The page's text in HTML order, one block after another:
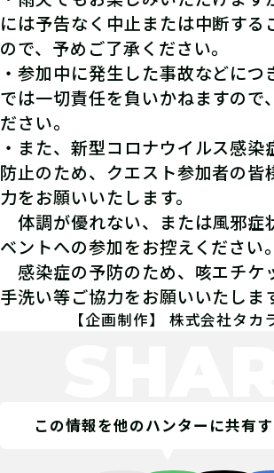
には予告なく中止または中断する
ので、予めご了承ください。
・参加中に発生した事故などにつ
では一切責任を負いかねますので
ださい。
・また、新型コロナウイルス感染
防止のため、クエスト参加者の皆
力をお願いいたします。
体調が優れない、または風邪症
ベントへの参加をお控えください。
感染症の予防のため、咳エチケ
手洗い等ご協力をお願いいたしま
【企画制作】 株式会社タカ
この情報を他のハンターに共有